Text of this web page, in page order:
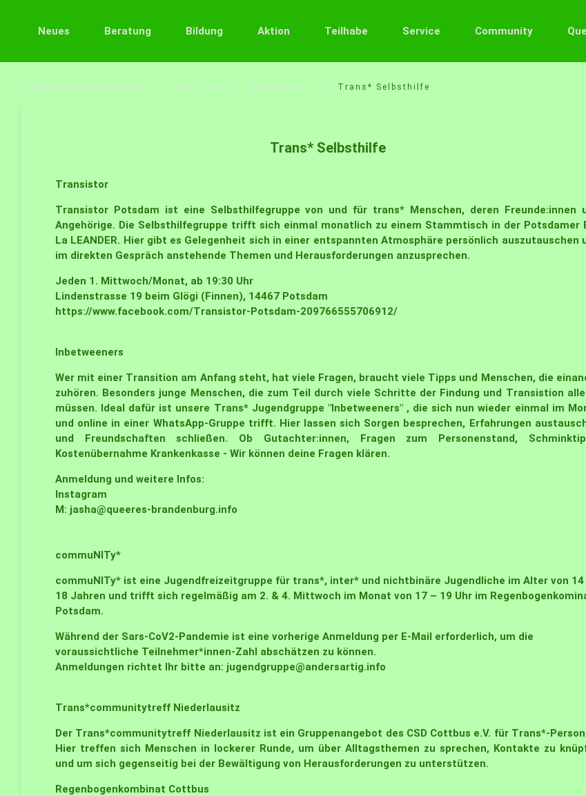
Neues Beratung Bildung Aktion Teilhabe Service Community
QUEERES BRANDENBURG Beratung Beratungen Trans* Selbsthilfe
Trans* Selbsthilfe
Transistor
Transistor Potsdam ist eine Selbsthilfegruppe von und für trans* Menschen, deren Freunde:innen
Angehörige. Die Selbsthilfegruppe trifft sich einmal monatlich zu einem Stammtisch in der Potsdamer
La LEANDER. Hier gibt es Gelegenheit sich in einer entspannten Atmosphäre persönlich auszutauschen
im direkten Gespräch anstehende Themen und Herausforderungen anzusprechen.
Jeden 1. Mittwoch/Monat, ab 19:30 Uhr
Lindenstrasse 19 beim Glögi (Finnen), 14467 Potsdam
https://www.facebook.com/Transistor-Potsdam-209766555706912/
Inbetweeners
Wer mit einer Transition am Anfang steht, hat viele Fragen, braucht viele Tipps und Menschen, die
zuhören. Besonders junge Menschen, die zum Teil durch viele Schritte der Findung und Transistion
müssen. Ideal dafür ist unsere Trans* Jugendgruppe "Inbetweeners", die sich nun wieder einmal im
und online in einer WhatsApp-Gruppe trifft. Hier lassen sich Sorgen besprechen, Erfahrungen
und Freundschaften schließen. Ob Gutachter:innen, Fragen zum Personenstand,
Kostenübernahme Krankenkasse - Wir können deine Fragen klären.
Anmeldung und weitere Infos:
Instagram
M: jasha@queeres-brandenburg.info
commuNITy*
commuNITy* ist eine Jugendfreizeitgruppe für trans*, inter* und nichtbinäre Jugendliche im Alter von 14
18 Jahren und trifft sich regelmäßig am 2. & 4. Mittwoch im Monat von 17 – 19 Uhr im
Potsdam.
Während der Sars-CoV2-Pandemie ist eine vorherige Anmeldung per E-Mail erforderlich, um die
voraussichtliche Teilnehmer*innen-Zahl abschätzen zu können.
Anmeldungen richtet Ihr bitte an: jugendgruppe@andersartig.info
Trans*communitytreff Niederlausitz
Der Trans*communitytreff Niederlausitz ist ein Gruppenangebot des CSD Cottbus e.V. für Trans*-
Hier treffen sich Menschen in lockerer Runde, um über Alltagsthemen zu sprechen, Kontakte zu
und um sich gegenseitig bei der Bewältigung von Herausforderungen zu unterstützen.
Regenbogenkombinat Cottbus